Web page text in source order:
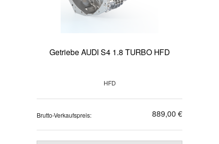
Getriebe AUDI S4 1.8 TURBO HFD
HFD
Brutto-Verkaufspreis: 889,00 €